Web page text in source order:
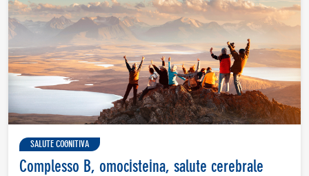
SALUTE COGNITIVA
Complesso B, omocisteina, salute cerebrale